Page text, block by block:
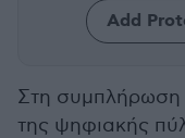
Add
Στη συμπλήρωση
της ψηφιακής